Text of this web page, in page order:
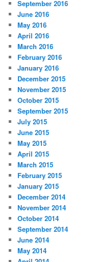
September 2016
June 2016
May 2016
April 2016
March 2016
February 2016
January 2016
December 2015
November 2015
October 2015
September 2015
July 2015
June 2015
May 2015
April 2015
March 2015
February 2015
January 2015
December 2014
November 2014
October 2014
September 2014
June 2014
May 2014